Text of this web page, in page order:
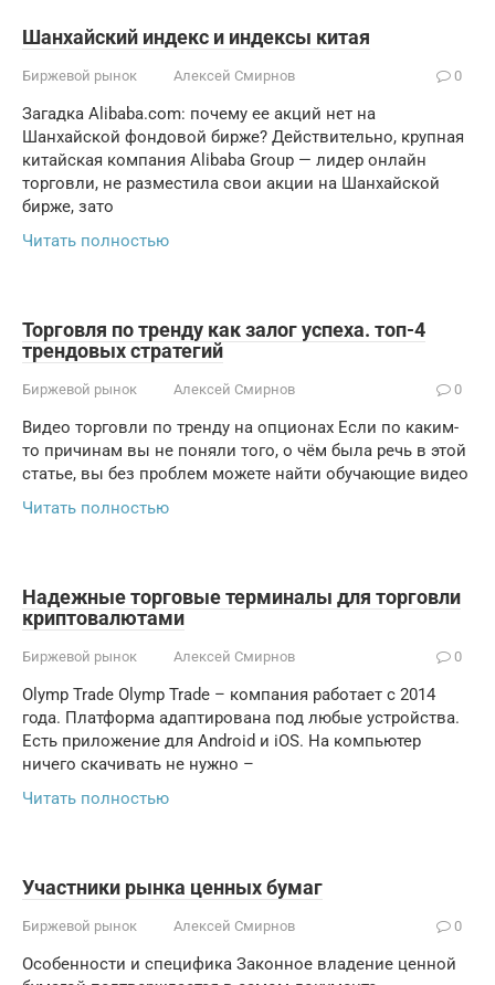
Шанхайский индекс и индексы китая
Биржевой рынок Алексей Смирнов 0
Загадка Alibaba.com: почему ее акций нет на
Шанхайской фондовой бирже? Действительно, крупная
китайская компания Alibaba Group — лидер онлайн
торговли, не разместила свои акции на Шанхайской
бирже, зато
Читать полностью
Торговля по тренду как залог успеха. топ-4
трендовых стратегий
Биржевой рынок Алексей Смирнов 0
Видео торговли по тренду на опционах Если по каким-
то причинам вы не поняли того, о чём была речь в этой
статье, вы без проблем можете найти обучающие видео
Читать полностью
Надежные торговые терминалы для торговли
криптовалютами
Биржевой рынок Алексей Смирнов 0
Olymp Trade Olymp Trade – компания работает с 2014
года. Платформа адаптирована под любые устройства.
Есть приложение для Android и iOS. На компьютер
ничего скачивать не нужно –
Читать полностью
Участники рынка ценных бумаг
Биржевой рынок Алексей Смирнов 0
Особенности и специфика Законное владение ценной